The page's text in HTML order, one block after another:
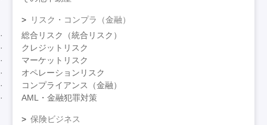
リスク・コンプラ（金融）
総合リスク（統合リスク）
クレジットリスク
マーケットリスク
オペレーションリスク
コンプライアンス（金融）
AML・金融犯罪対策
保険ビジネス